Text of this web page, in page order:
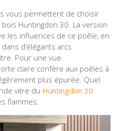
vous permettent de choisir
Huntingdon 30. La version
les influences de ce poêle, en
d’élégants arcs
Pour une vue
claire confère aux poêles à
plus épurée. Quel
vitre du Huntingdon 30
flammes.